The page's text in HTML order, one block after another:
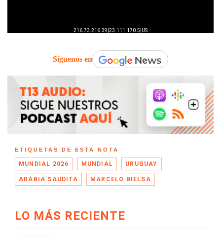
Síguenos en
ETIQUETAS DE ESTA NOTA
MUNDIAL 2026 MUNDIAL URUGUAY
ARABIA SAUDITA MARCELO BIELSA
LO MÁS RECIENTE